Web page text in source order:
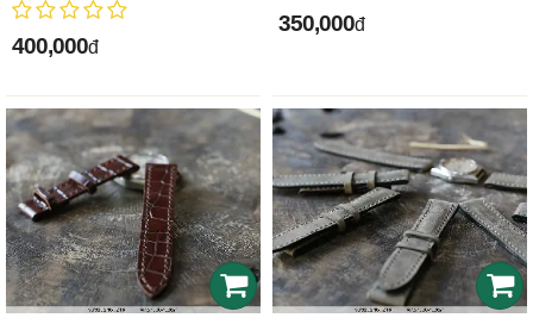
400,000đ
350,000đ